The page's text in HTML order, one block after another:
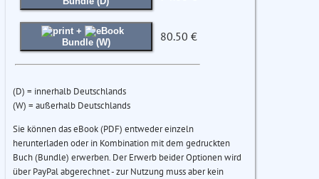
+
Bundle (W)
80.50 €
(D) = innerhalb Deutschlands
(W) = außerhalb Deutschlands
Sie können das eBook (PDF) entweder einzeln
herunterladen oder in Kombination mit dem gedruckten
Buch (Bundle) erwerben. Der Erwerb beider Optionen wird
über PayPal abgerechnet - zur Nutzung muss aber kein